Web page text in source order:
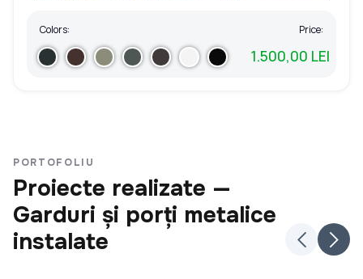
Colors: Price:
1.500,00 LEI
PORTOFOLIU
Proiecte realizate —
Garduri și porți metalice
instalate